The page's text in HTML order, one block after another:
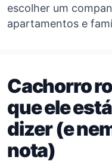
escolher um
apartamentos e
Cachorro
que ele
dizer (e
nota)